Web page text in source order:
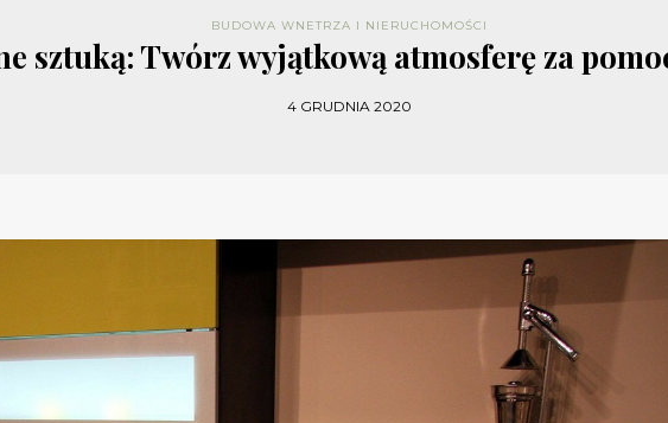
BUDOWA WNETRZA I NIERUCHOMOŚCI
sztuką: Twórz wyjątkową atmosferę za
4 GRUDNIA 2020